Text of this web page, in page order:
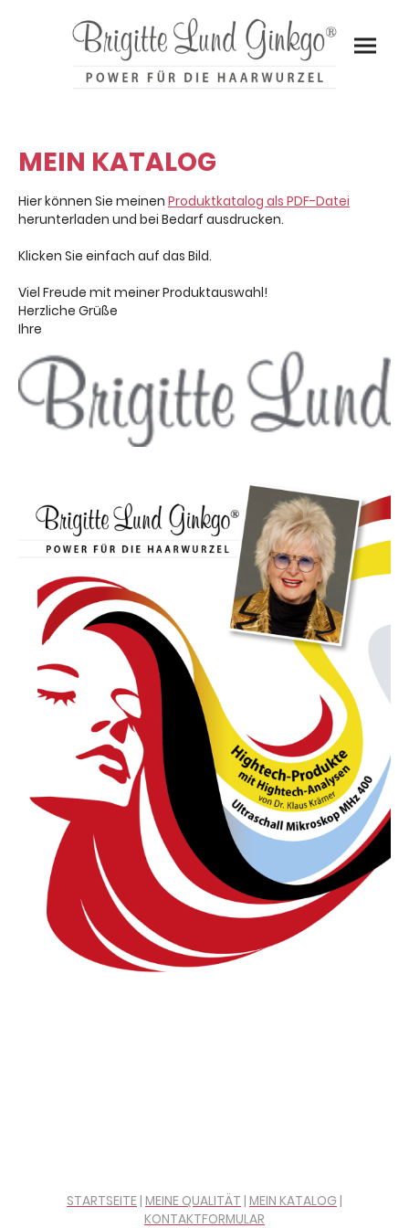
MEIN KATALOG
Hier können Sie meinen Produktkatalog als PDF-Datei
herunterladen und bei Bedarf ausdrucken.
Klicken Sie einfach auf das Bild.
Viel Freude mit meiner Produktauswahl!
Herzliche Grüße
Ihre
STARTSEITE | MEINE QUALITÄT | MEIN KATALOG|
KONTAKTFORMULAR